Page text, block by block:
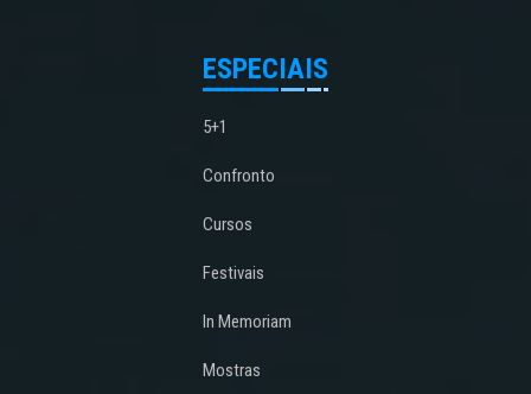
ESPECIAIS
5+1
Confronto
Cursos
Festivais
In Memoriam
Mostras